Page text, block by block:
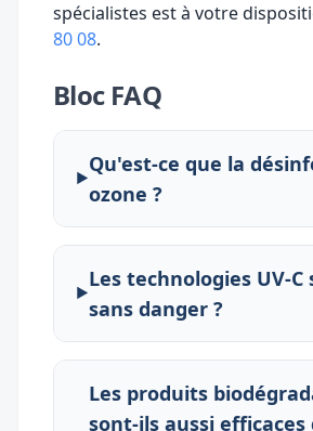
spécialistes est à votre
80 08.
Bloc FAQ
Qu'est-ce que la
ozone ?
Les technologies UV-C
sans danger ?
Les produits
sont-ils aussi efficaces